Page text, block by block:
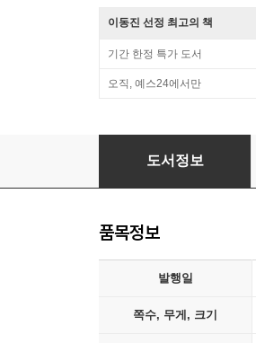
이동진 선정 최고의 책
기간 한정 특가 도서
오직, 예스24에서만
미스터리 심리학
도서정보
품목정보
발행일
쪽수, 무게, 크기